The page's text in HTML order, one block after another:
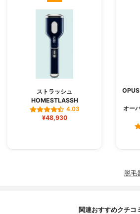
ストラッシュ
HOMESTLASSH
4.03
¥48,930
オー
脱毛
関連おすすめクチコ